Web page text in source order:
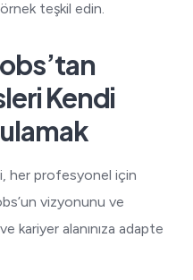
teşkil edin.
Kendi
her profesyonel için
vizyonunu ve
kariyer alanınıza adapte